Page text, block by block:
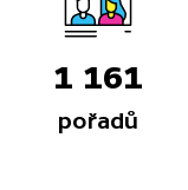
1 161
pořadů